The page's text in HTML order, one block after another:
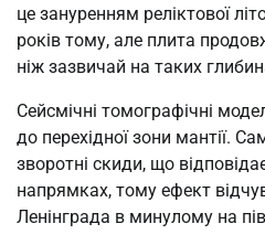
це зануренням реліктової
років тому, але плита
ніж зазвичай на таких
Сейсмічні томографічні
до перехідної зони мантії.
зворотні скиди, що
напрямках, тому ефект
Ленінграда в минулому на